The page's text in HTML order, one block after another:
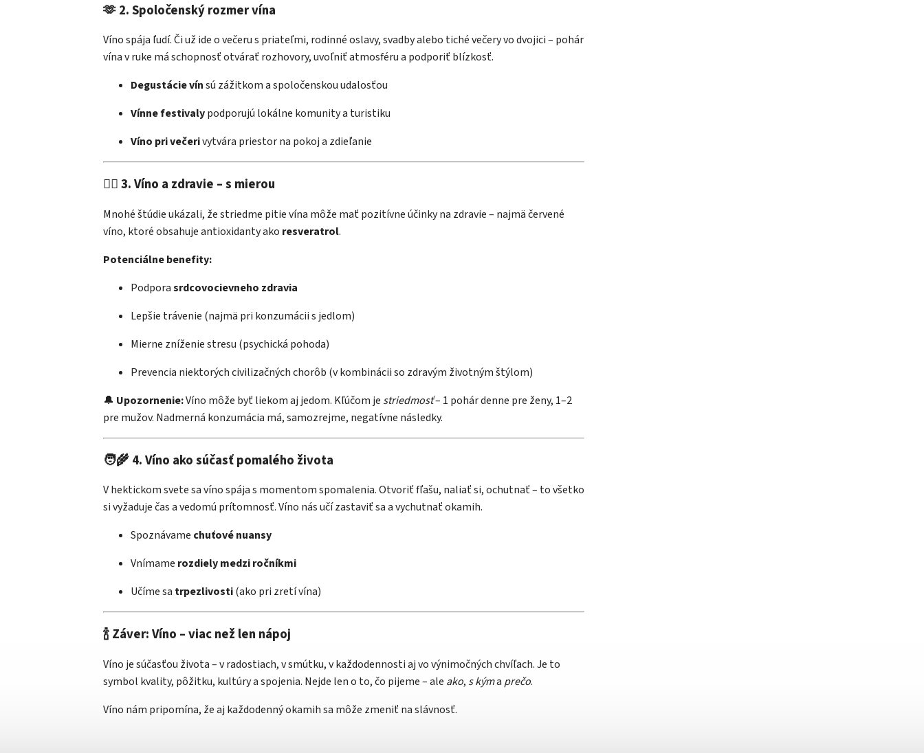
🫶 2. Spoločenský rozmer vína
Víno spája ľudí. Či už ide o večeru s priateľmi, rodinné oslavy, svadby alebo tiché večery vo dvojici – pohár
vína v ruke má schopnosť otvárať rozhovory, uvoľniť atmosféru a podporiť blízkosť.
Degustácie vínsú zážitkom a spoločenskou udalosťou
Vínne festivalypodporujú lokálne komunity a turistiku
Víno pri večerivytvára priestor na pokoj a zdieľanie
🧘‍♂️ 3. Víno a zdravie – s mierou
Mnohé štúdie ukázali, že striedme pitie vína môže mať pozitívne účinky na zdravie – najmä červené
víno, ktoré obsahuje antioxidanty ako resveratrol.
Potenciálne benefity:
Podporasrdcovocievneho zdravia
Lepšie trávenie (najmä pri konzumácii s jedlom)
Mierne zníženie stresu (psychická pohoda)
Prevencia niektorých civilizačných chorôb (v kombinácii so zdravým životným štýlom)
🔔 Upozornenie:Víno môže byť liekom aj jedom. Kľúčom je striedmosť– 1 pohár denne pre ženy, 1–2
pre mužov. Nadmerná konzumácia má, samozrejme, negatívne následky.
🧑‍🌾 4. Víno ako súčasť pomalého života
V hektickom svete sa víno spája s momentom spomalenia. Otvoriť fľašu, naliať si, ochutnať – to všetko
si vyžaduje čas a vedomú prítomnosť. Víno nás učí zastaviť sa a vychutnať okamih.
Spoznávame chuťové nuansy
Vnímame rozdiely medzi ročníkmi
Učíme sa trpezlivosti(ako pri zretí vína)
🍾 Záver: Víno – viac než len nápoj
Víno je súčasťou života – v radostiach, v smútku, v každodennosti aj vo výnimočných chvíľach. Je to
symbol kvality, pôžitku, kultúry a spojenia. Nejde len o to, čo pijeme – ale ako, s kýma prečo.
Víno nám pripomína, že aj každodenný okamih sa môže zmeniť na slávnosť.